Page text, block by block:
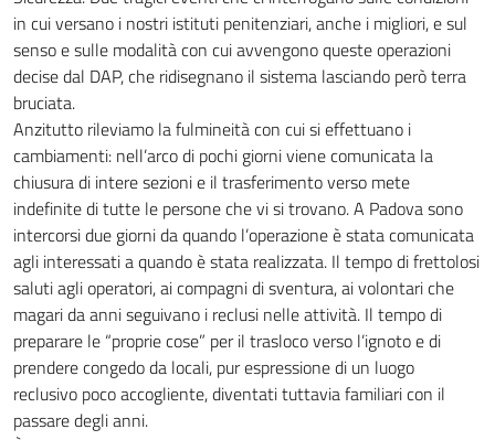
in cui versano i nostri istituti penitenziari, anche i migliori, e sul
senso e sulle modalità con cui avvengono queste operazioni
decise dal DAP, che ridisegnano il sistema lasciando però terra
bruciata.
Anzitutto rileviamo la fulmineità con cui si effettuano i
cambiamenti: nell’arco di pochi giorni viene comunicata la
chiusura di intere sezioni e il trasferimento verso mete
indefinite di tutte le persone che vi si trovano. A Padova sono
intercorsi due giorni da quando l’operazione è stata comunicata
agli interessati a quando è stata realizzata. Il tempo di frettolosi
saluti agli operatori, ai compagni di sventura, ai volontari che
magari da anni seguivano i reclusi nelle attività. Il tempo di
preparare le “proprie cose” per il trasloco verso l’ignoto e di
prendere congedo da locali, pur espressione di un luogo
reclusivo poco accogliente, diventati tuttavia familiari con il
passare degli anni.